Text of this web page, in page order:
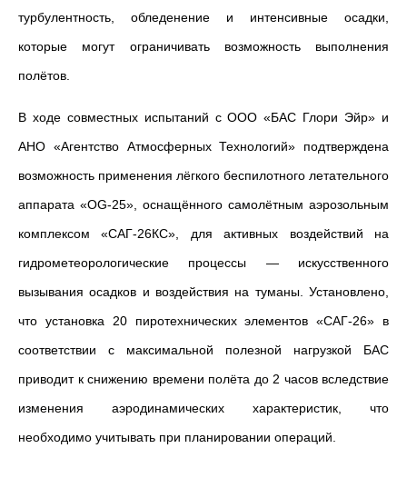
турбулентность, обледенение и интенсивные осадки,
которые могут ограничивать возможность выполнения
полётов.
В ходе совместных испытаний с ООО «БАС Глори Эйр» и
АНО «Агентство Атмосферных Технологий» подтверждена
возможность применения лёгкого беспилотного летательного
аппарата «OG-25», оснащённого самолётным аэрозольным
комплексом «САГ-26КС», для активных воздействий на
гидрометеорологические процессы — искусственного
вызывания осадков и воздействия на туманы. Установлено,
что установка 20 пиротехнических элементов «САГ-26» в
соответствии с максимальной полезной нагрузкой БАС
приводит к снижению времени полёта до 2 часов вследствие
изменения аэродинамических характеристик, что
необходимо учитывать при планировании операций.